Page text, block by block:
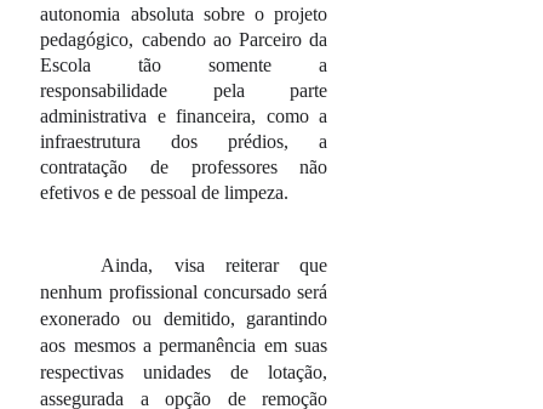
autonomia absoluta sobre o projeto
pedagógico, cabendo ao Parceiro da
Escola tão somente a
responsabilidade pela parte
administrativa e financeira, como a
infraestrutura dos prédios, a
contratação de professores não
efetivos e de pessoal de limpeza.
Ainda, visa reiterar que
nenhum profissional concursado será
exonerado ou demitido, garantindo
aos mesmos a permanência em suas
respectivas unidades de lotação,
assegurada a opção de remoção